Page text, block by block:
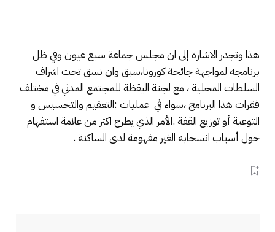
هذا وتجدر الاشارة إلى ان مجلس جماعة سبع عيون وفي ظل
برنامجه لمواجهة جائحة كورونا،سبق وان نسق تحت اشراف
السلطات المحلية ، مع لجنة اليقظة للمجتمع المدني في مختلف
فقرات هذا البرنامج ،سواء في عمليات :التعقيم والتحسيس و
التوعية أو توزيع القفة .الأمر الذي يطرح اكثر من علامة استفهام
حول أسباب انسحابه الغير مفهومة لدى الساكنة .